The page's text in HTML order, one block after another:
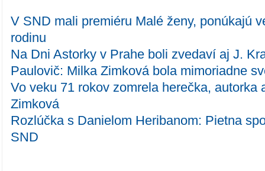
V SND mali premiéru Malé ženy, ponúkajú
rodinu
Na Dni Astorky v Prahe boli zvedaví aj J.
Paulovič: Milka Zimková bola mimoriadne
Vo veku 71 rokov zomrela herečka, autorka
Zimková
Rozlúčka s Danielom Heribanom: Pietna
SND